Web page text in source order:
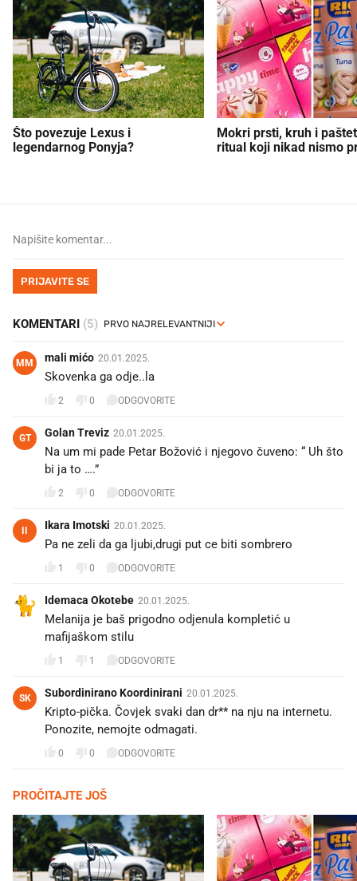
Što povezuje Lexus i
legendarnog Ponyja?
Mokri prsti, kruh i
ritual koji nikad nismo
PRIJAVITE SE
KOMENTARI (5)
MM mali mićo 20.01.2025.
Skovenka ga odje..la
2 0 ODGOVORITE
GT Golan Treviz 20.01.2025.
Na um mi pade Petar Božović i njegovo čuveno: “ Uh što
bi ja to ….”
2 0 ODGOVORITE
Ikara Imotski 20.01.2025.
Pa ne zeli da ga ljubi,drugi put ce biti sombrero
1 0 ODGOVORITE
Idemaca Okotebe 20.01.2025.
Melanija je baš prigodno odjenula kompletić u
mafijaškom stilu
1 1 ODGOVORITE
SK Subordinirano Koordinirani 20.01.2025.
Kripto-pička. Čovjek svaki dan dr** na nju na internetu.
Ponozite, nemojte odmagati.
0 0 ODGOVORITE
PROČITAJTE JOŠ